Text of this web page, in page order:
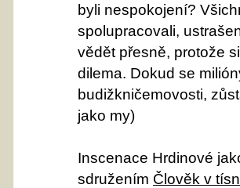
byli nespokojení?
spolupracovali,
vědět přesně, protože
dilema. Dokud se
budižkničemovosti,
jako my)
Inscenace Hrdinové
sdružením Člověk v